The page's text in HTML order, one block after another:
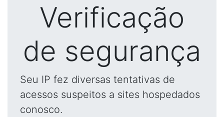
Verificação
de segurança
Seu IP fez diversas tentativas de
acessos suspeitos a sites hospedados
conosco.